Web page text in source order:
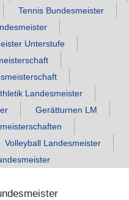
Tennis Bundesmeister
Unterstufe
Landesmeister
Gerätturnen LM
Volleyball Landesmeister